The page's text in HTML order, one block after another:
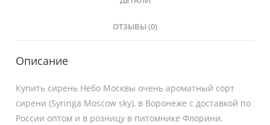
ОТЗЫВЫ (0)
Описание
Купить сирень Небо Москвы очень ароматный сорт
сирени (Syringa Moscow sky), в Воронеже с доставкой по
России оптом и в розницу в питомнике Флорини.